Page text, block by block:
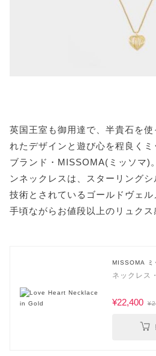
英国王室も御用達で、半貴石を
れたデザインと遊び心を程良く
ブランド・MISSOMA(ミッソマ)
ンネックレスは、スターリング
技術とされているゴールドヴェ
手頃ながらお値段以上のリュクス
MISSOMA ミ
ネックレス
¥22,400